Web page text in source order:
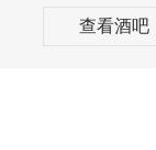
查看酒吧